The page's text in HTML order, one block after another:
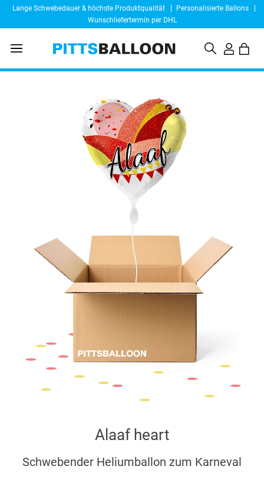
Lange Schwebedauer & höchste Produktqualität
Personalisierte Ballons
Wunschliefertermin per DHL
Alaaf heart
Schwebender Heliumballon zum Karneval